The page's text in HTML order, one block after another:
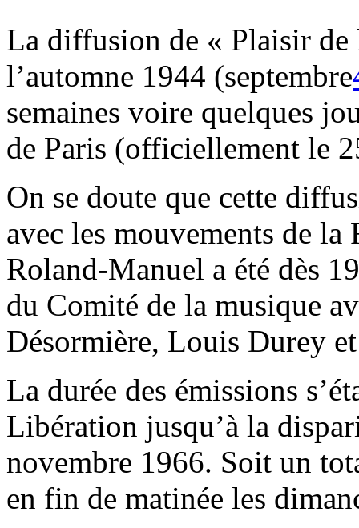
La diffusion de « Plaisir de
l’automne 1944 (septembre
semaines voire quelques
de Paris (officiellement le
On se doute que cette
avec les mouvements de la
Roland-Manuel a été dès
du Comité de la musique
Désormière, Louis Durey
La durée des émissions
Libération jusqu’à la
novembre 1966. Soit un
en fin de matinée les